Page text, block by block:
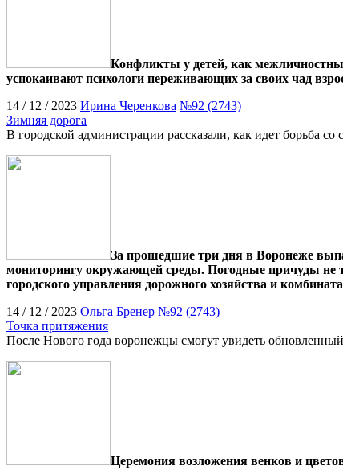
Конфликты у детей, как
успокаивают психологи переживающих за своих чад
14 / 12 / 2023 Ирина Черенкова №92 (2743)
Зимняя дорога
В городской администрации рассказали, как идет борьба
За прошедшие три дня в Воронеже
мониторингу окружающей среды. Погодные причуды не
городского управления дорожного хозяйства и
14 / 12 / 2023 Ольга Бренер №92 (2743)
Точка притяжения
После Нового года воронежцы смогут увидеть
Церемония возложения венков и